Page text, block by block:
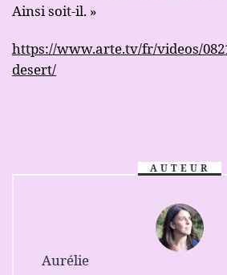
Ainsi soit-il. »
https://www.arte.tv/fr/videos/
desert/
AUTEUR
Aurélie